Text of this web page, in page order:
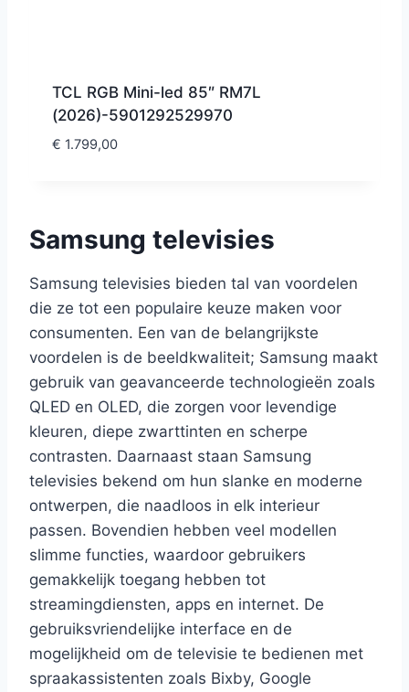
TCL RGB Mini-led 85″ RM7L
(2026)-5901292529970
€ 1.799,00
Samsung televisies
Samsung televisies bieden tal van voordelen
die ze tot een populaire keuze maken voor
consumenten. Een van de belangrijkste
voordelen is de beeldkwaliteit; Samsung maakt
gebruik van geavanceerde technologieën zoals
QLED en OLED, die zorgen voor levendige
kleuren, diepe zwarttinten en scherpe
contrasten. Daarnaast staan Samsung
televisies bekend om hun slanke en moderne
ontwerpen, die naadloos in elk interieur
passen. Bovendien hebben veel modellen
slimme functies, waardoor gebruikers
gemakkelijk toegang hebben tot
streamingdiensten, apps en internet. De
gebruiksvriendelijke interface en de
mogelijkheid om de televisie te bedienen met
spraakassistenten zoals Bixby, Google